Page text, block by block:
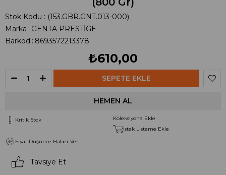
Stok Kodu
(153.GBR.GNT.013-000)
Marka : GENTA PRESTİGE
Barkod : 8693572213378
₺610,00
Kritik Stok
Koleksiyona Ekle
İstek Listeme Ekle
Fiyat Düşünce Haber Ver
Tavsiye Et